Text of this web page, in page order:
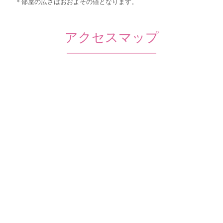
＊部屋の広さはおおよその値となります。
アクセスマップ